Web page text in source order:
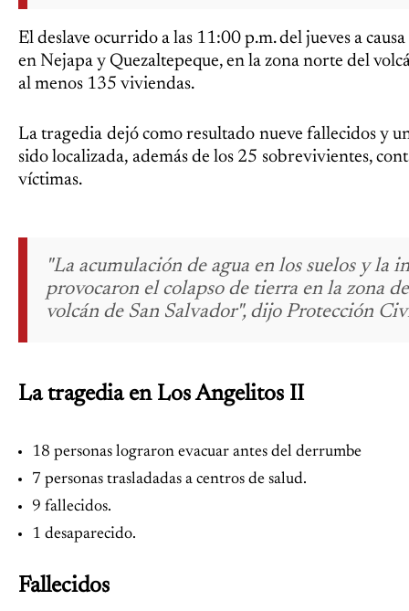
El deslave ocurrido a las 11:00 p.m. del jueves a
en Nejapa y Quezaltepeque, en la zona norte del
al menos 135 viviendas.
La tragedia dejó como resultado nueve fallecidos y
sido localizada, además de los 25 sobrevivientes,
víctimas.
"La acumulación de agua en los suelos y la
provocaron el colapso de tierra en la zona
volcán de San Salvador", dijo Protección
La tragedia en Los Angelitos II
18 personas lograron evacuar antes del derrumbe
7 personas trasladadas a centros de salud.
9 fallecidos.
1 desaparecido.
Fallecidos